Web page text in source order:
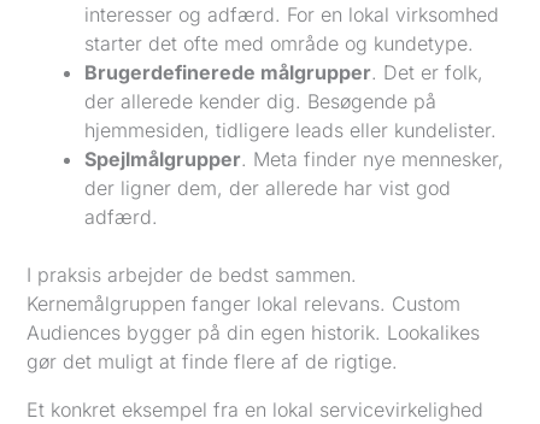
interesser og adfærd. For en lokal virksomhed
starter det ofte med område og kundetype.
Brugerdefinerede målgrupper. Det er folk,
der allerede kender dig. Besøgende på
hjemmesiden, tidligere leads eller kundelister.
Spejlmålgrupper. Meta finder nye mennesker,
der ligner dem, der allerede har vist god
adfærd.
I praksis arbejder de bedst sammen.
Kernemålgruppen fanger lokal relevans. Custom
Audiences bygger på din egen historik. Lookalikes
gør det muligt at finde flere af de rigtige.
Et konkret eksempel fra en lokal servicevirkelighed